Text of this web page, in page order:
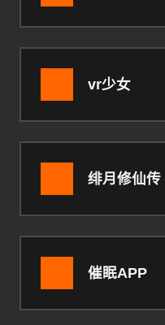
vr少女
绯月修仙传
催眠APP